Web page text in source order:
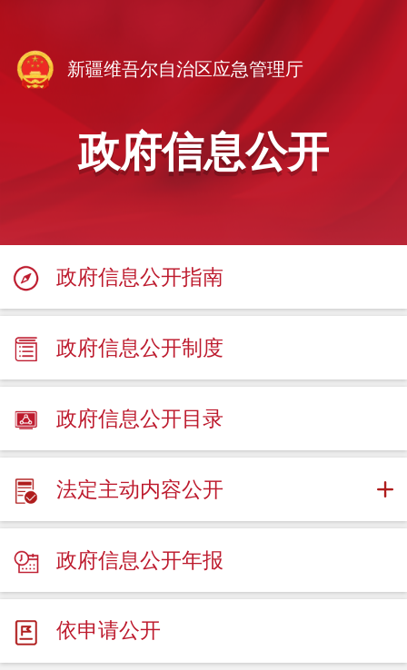
新疆维吾尔自治区应急管理厅
政府信息公开
政府信息公开指南
政府信息公开制度
政府信息公开目录
法定主动内容公开
政府信息公开年报
依申请公开